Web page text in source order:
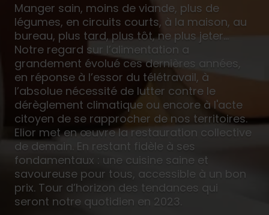
Manger sain, moins de viande, plus de
légumes, en circuits courts, à la maison, au
bureau, plus tard, plus tôt, ne plus jeter...
Notre regard sur l’alimentation a
grandement évolué ces dernières années,
en réponse à l’essor du télétravail, à
l’absolue nécessité de lutter contre le
dérèglement climatique ou encore à l'acte
citoyen de se rapprocher de nos territoires.
Elior met en œuvre la restauration collective
de demain. En restant fidèle à ses
fondamentaux : une cuisine saine et
savoureuse pour tous, accessible à un bon
prix. Tour d’horizon des tendances qui
seront notre quotidien en 2023.